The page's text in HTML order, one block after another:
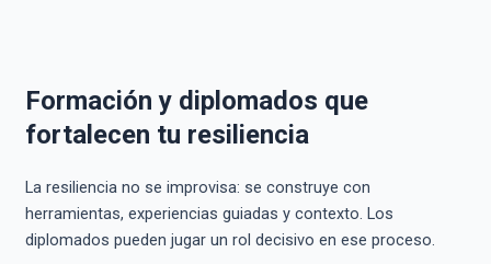
Formación y diplomados que
fortalecen tu resiliencia
La resiliencia no se improvisa: se construye con
herramientas, experiencias guiadas y contexto. Los
diplomados pueden jugar un rol decisivo en ese proceso.